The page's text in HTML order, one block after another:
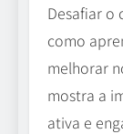
Desafiar o
como
melhorar
mostra a
ativa e